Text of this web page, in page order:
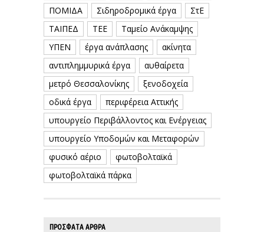
ΠΟΜΙΔΑ
Σιδηροδρομικά έργα
ΣτΕ
ΤΑΙΠΕΔ
ΤΕΕ
Ταμείο Ανάκαμψης
ΥΠΕΝ
έργα ανάπλασης
ακίνητα
αντιπλημμυρικά έργα
αυθαίρετα
μετρό Θεσσαλονίκης
ξενοδοχεία
οδικά έργα
περιφέρεια Αττικής
υπουργείο Περιβάλλοντος και Ενέργειας
υπουργείο Υποδομών και Μεταφορών
φυσικό αέριο
φωτοβολταϊκά
φωτοβολταϊκά πάρκα
ΠΡΟΣΦΑΤΑ ΑΡΘΡΑ